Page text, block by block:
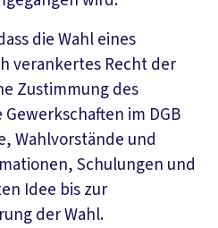
die Wahl eines
verankertes Recht der
Zustimmung des
im DGB
Wahlvorstände und
Schulungen und
Idee bis zur
der Wahl.